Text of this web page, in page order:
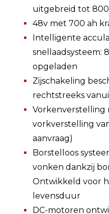
uitgebreid tot
48v met 700 ah
Intelligente
snellaadsysteem:
opgeladen
Zijschakeling
rechtstreeks
Vorkenverstelling
vorkverstelling
aanvraag)
Borstelloos
vonken dankzij
Ontwikkeld voor
levensduur
DC-motoren